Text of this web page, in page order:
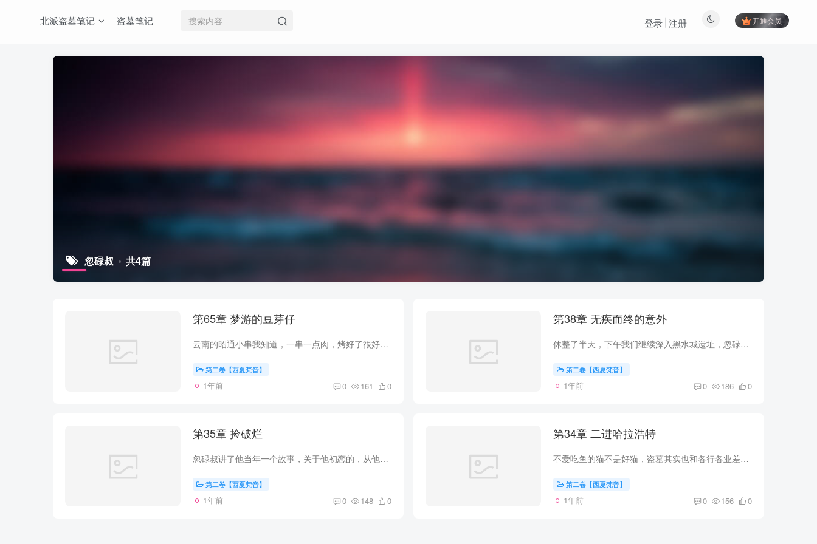
北派盗墓笔记 盗墓笔记 开通会员
登录 注册
忽碌叔 共4篇
第65章 梦游的豆芽仔
云南的昭通小串我知道，一串一点肉，烤好了很好吃，和大西北那种豪放的羊肉串不一样，三五个哥们聚一聚，不是为了吃多饱，就是为了喝酒聊天的那种氛围。 这个叫黄孤的，是一个卖羊肉串的，不知...
第二卷【西夏梵音】
1年前 0 161 0
第38章 无疾而终的意外
休整了半天，下午我们继续深入黑水城遗址，忽碌叔说这地方他只来过一次，阿拉善这么大，至于在往前面走是哪里，他也没去过。 我抬头看了看天空，天色阴沉的压抑，地上是干沙碎石风滚草都少了很...
第二卷【西夏梵音】
1年前 0 186 0
第35章 捡破烂
忽碌叔讲了他当年一个故事，关于他初恋的，从他讲故事的语气中能听出来一些伤感。 我听后说道:“人啊，都是这样，叔我看你现在就挺好，老婆孩子热炕头，也不用为钱发愁，当年的事都过去了。” ...
第二卷【西夏梵音】
1年前 0 148 0
第34章 二进哈拉浩特
不爱吃鱼的猫不是好猫，盗墓其实也和各行各业差不多，勤劳能致富。 不论南派北派，吃这碗饭的都讲究个快进快出，在好看的古董，在有价值的文物看多了也就那样，跟小两口结婚一样，日子久了就平...
第二卷【西夏梵音】
1年前 0 156 0